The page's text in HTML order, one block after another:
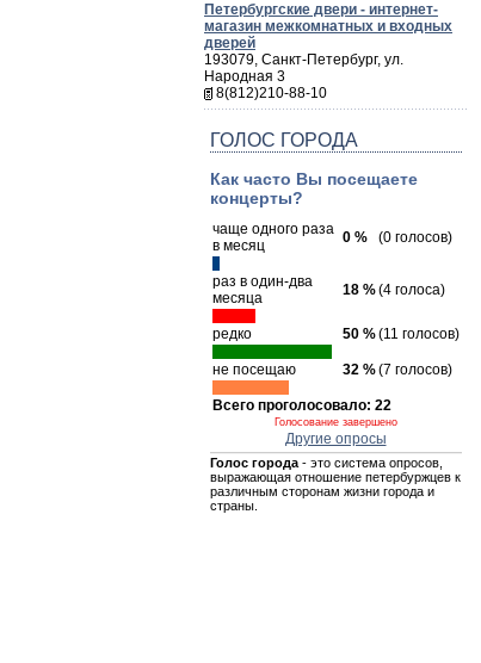
Петербургские двери - интернет-
магазин межкомнатных и входных
дверей
193079, Санкт-Петербург, ул.
Народная 3
8(812)210-88-10
ГОЛОС ГОРОДА
Как часто Вы посещаете
концерты?
чаще одного раза
в месяц
0 % (0 голосов)
раз в один-два
месяца
18 %(4 голоса)
редко 50 %(11 голосов)
не посещаю 32 %(7 голосов)
Всего проголосовало: 22
Голосование завершено
Другие опросы
Голос города- это система опросов,
выражающая отношение петербуржцев к
различным сторонам жизни города и
страны.